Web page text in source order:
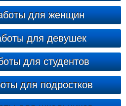
для женщин
для девушек
для студентов
для подростков